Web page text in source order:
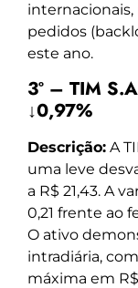
internacionais,
pedidos
este ano.
3º – TIM
↓0,97%
Descrição: A
uma leve
a R$ 21,43. A
0,21 frente ao
O ativo
intradiária,
máxima em